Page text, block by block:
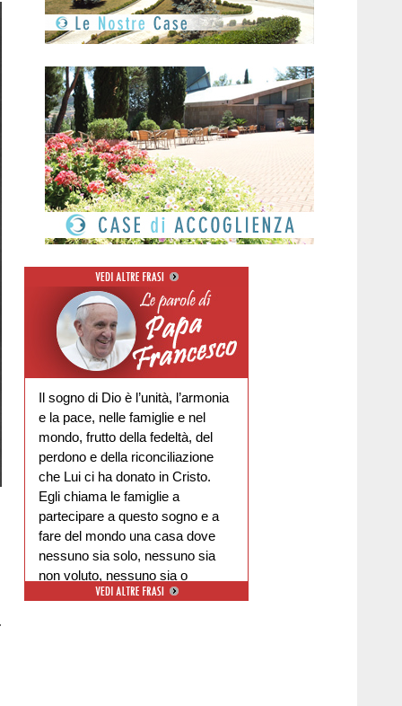
Il sogno di Dio è l’unità, l’armonia
e la pace, nelle famiglie e nel
mondo, frutto della fedeltà, del
perdono e della riconciliazione
che Lui ci ha donato in Cristo.
Egli chiama le famiglie a
partecipare a questo sogno e a
fare del mondo una casa dove
nessuno sia solo, nessuno sia
non voluto, nessuno sia o